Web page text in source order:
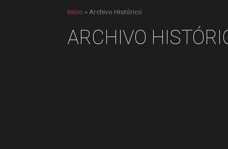
Inicio » Archivo Histórico
ARCHIVO